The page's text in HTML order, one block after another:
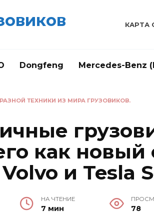
КАРТА
Dongfeng Mercedes-Benz
ТЕХНИКИ ИЗ МИРА ГРУЗОВИКОВ.
как новый
и Tesla
НА ЧТЕНИЕ
7 мин 78